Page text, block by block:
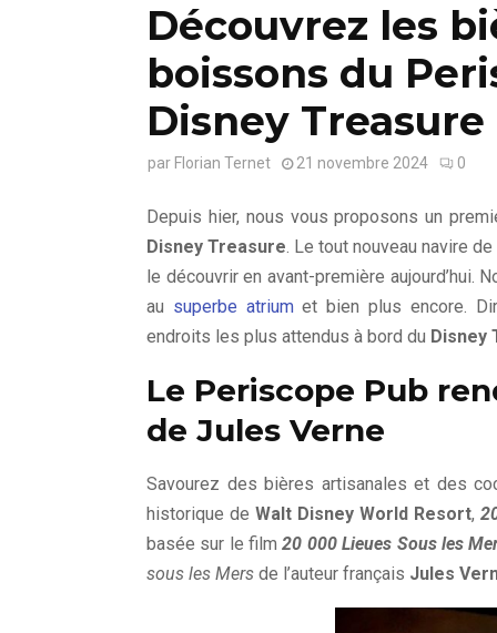
Découvrez les
boissons du
Disney Treasure
par Florian Ternet 21 novembre 2024 0
Depuis hier, nous vous proposons un
Disney Treasure. Le tout nouveau navire de
le découvrir en avant-première
au superbe atriumet bien plus encore.
endroits les plus attendus à bord du Disney
Le Periscope Pub
de Jules Verne
Savourez des bières artisanales et des
historique de Walt Disney World Resort,
basée sur le film20 000 Lieues Sous les
sous les Mers de l’auteur français Jules